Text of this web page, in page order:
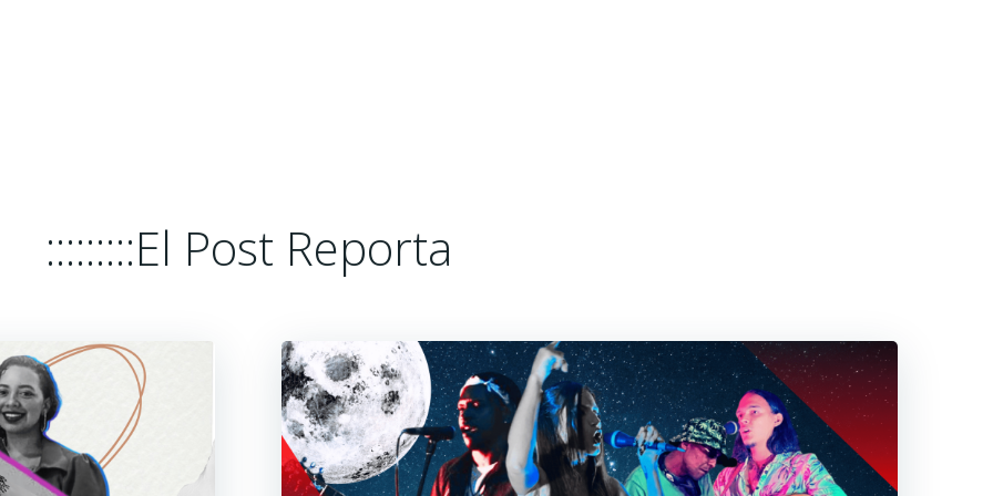
:::::::::El Post Reporta